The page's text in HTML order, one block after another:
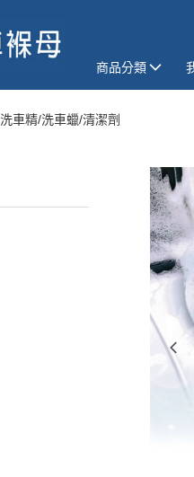
商品分類
洗車精/洗車蠟/清潔劑